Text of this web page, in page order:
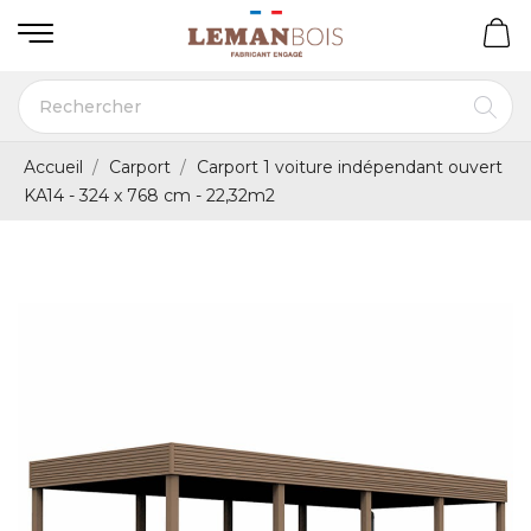
Accueil Carport
Carport 1 voiture indépendant ouvert
KA14 - 324 x 768 cm - 22,32m2